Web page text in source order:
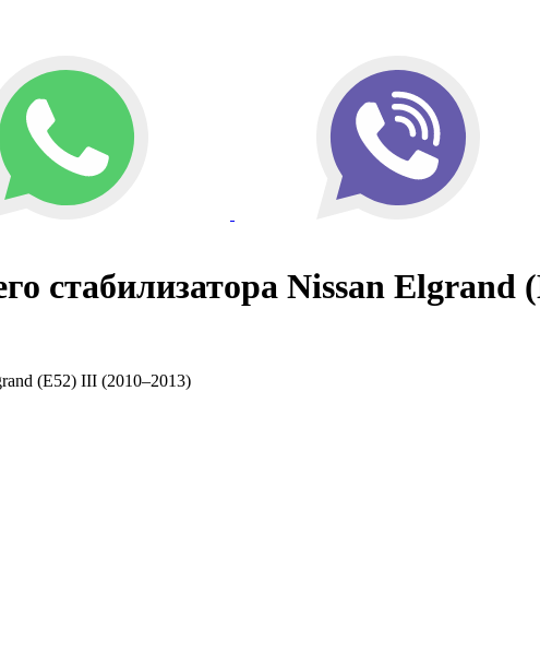
стабилизатора Nissan